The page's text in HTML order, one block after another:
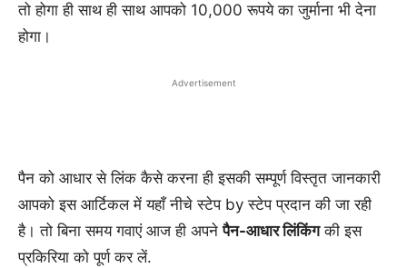
तो होगा ही साथ ही साथ आपको 10,000 रूपये का जुर्माना भी देना
होगा।
Advertisement
पैन को आधार से लिंक कैसे करना ही इसकी सम्पूर्ण विस्तृत जानकारी
आपको इस आर्टिकल में यहाँ नीचे स्टेप by स्टेप प्रदान की जा रही
है। तो बिना समय गवाएं आज ही अपनेपैन-आधार लिंकिंगकी इस
प्रकिरिया को पूर्ण कर लें.